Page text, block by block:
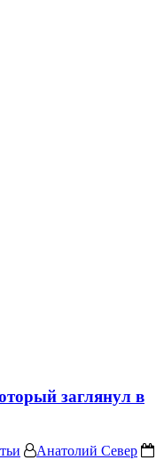
заглянул в
Анатолий Север